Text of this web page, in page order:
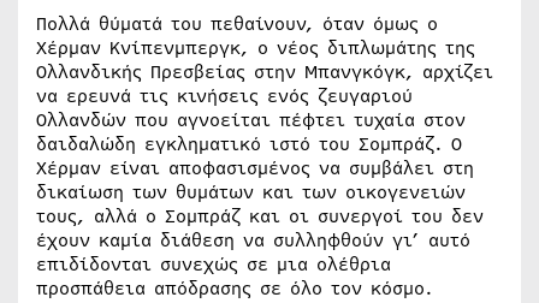
Πολλά θύματά του πεθαίνουν, όταν όμως ο
Χέρμαν Κνίπενμπεργκ, ο νέος διπλωμάτης της
Ολλανδικής Πρεσβείας στην Μπανγκόγκ, αρχίζει
να ερευνά τις κινήσεις ενός ζευγαριού
Ολλανδών που αγνοείται πέφτει τυχαία στον
δαιδαλώδη εγκληματικό ιστό του Σομπράζ. Ο
Χέρμαν είναι αποφασισμένος να συμβάλει στη
δικαίωση των θυμάτων και των οικογενειών
τους, αλλά ο Σομπράζ και οι συνεργοί του δεν
έχουν καμία διάθεση να συλληφθούν γι’ αυτό
επιδίδονται συνεχώς σε μια ολέθρια
προσπάθεια απόδρασης σε όλο τον κόσμο.